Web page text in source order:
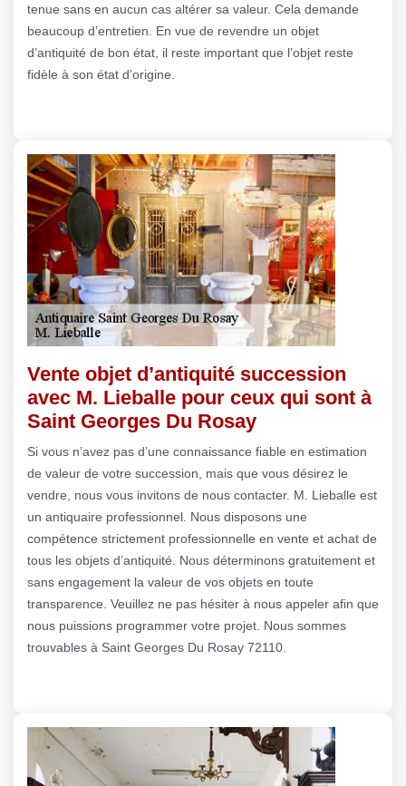
tenue sans en aucun cas altérer sa valeur. Cela demande
beaucoup d’entretien. En vue de revendre un objet
d’antiquité de bon état, il reste important que l’objet reste
fidèle à son état d’origine.
Vente objet d’antiquité succession
avec M. Lieballe pour ceux qui sont à
Saint Georges Du Rosay
Si vous n’avez pas d’une connaissance fiable en estimation
de valeur de votre succession, mais que vous désirez le
vendre, nous vous invitons de nous contacter. M. Lieballe est
un antiquaire professionnel. Nous disposons une
compétence strictement professionnelle en vente et achat de
tous les objets d’antiquité. Nous déterminons gratuitement et
sans engagement la valeur de vos objets en toute
transparence. Veuillez ne pas hésiter à nous appeler afin que
nous puissions programmer votre projet. Nous sommes
trouvables à Saint Georges Du Rosay 72110.